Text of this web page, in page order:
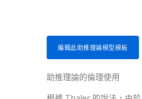
編輯此助推理論模型模板
助推理論的倫理使用